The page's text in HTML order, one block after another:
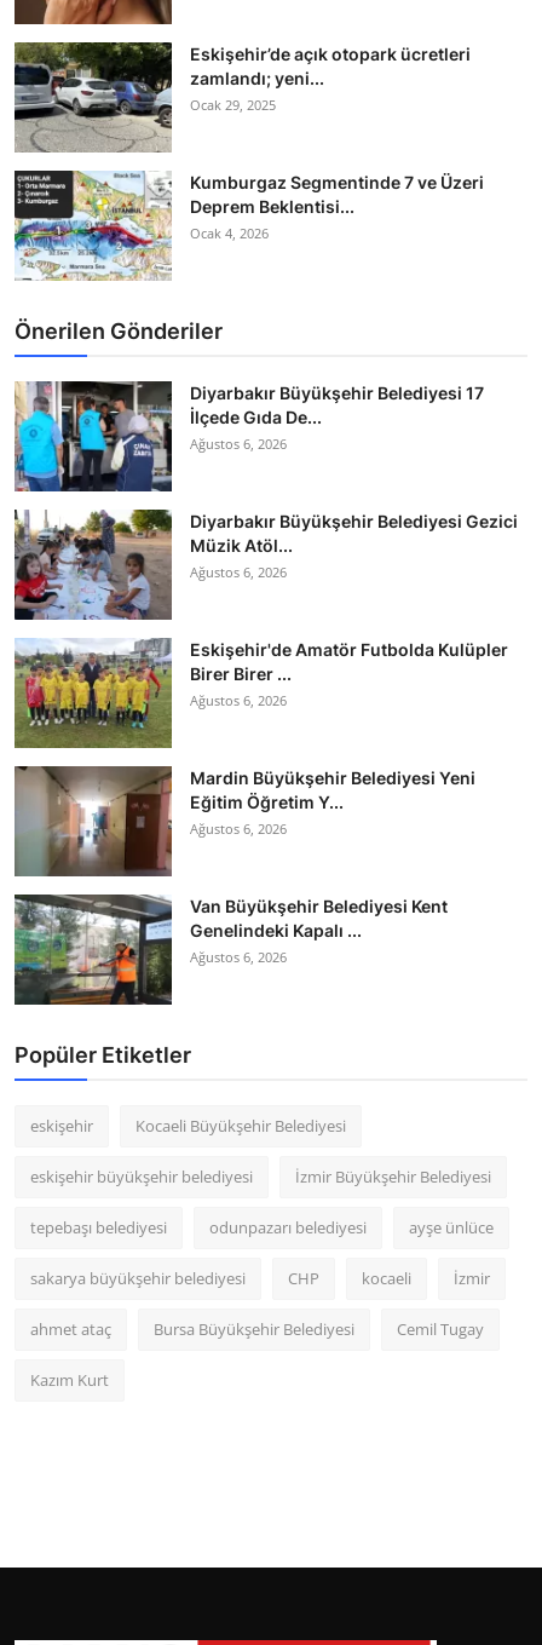
Eskişehir’de açık otopark ücretleri
zamlandı; yeni...
Ocak 29, 2025
Kumburgaz Segmentinde 7 ve Üzeri
Deprem Beklentisi...
Ocak 4, 2026
Önerilen Gönderiler
Diyarbakır Büyükşehir Belediyesi 17
İlçede Gıda De...
Ağustos 6, 2026
Diyarbakır Büyükşehir Belediyesi Gezici
Müzik Atöl...
Ağustos 6, 2026
Eskişehir'de Amatör Futbolda Kulüpler
Birer Birer ...
Ağustos 6, 2026
Mardin Büyükşehir Belediyesi Yeni
Eğitim Öğretim Y...
Ağustos 6, 2026
Van Büyükşehir Belediyesi Kent
Genelindeki Kapalı ...
Ağustos 6, 2026
Popüler Etiketler
eskişehir Kocaeli Büyükşehir Belediyesi
eskişehir büyükşehir belediyesi İzmir Büyükşehir Belediyesi
tepebaşı belediyesi odunpazarı belediyesi ayşe ünlüce
sakarya büyükşehir belediyesi CHP kocaeli İzmir
ahmet ataç Bursa Büyükşehir Belediyesi Cemil Tugay
Kazım Kurt